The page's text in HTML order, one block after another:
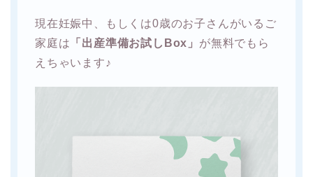
現在妊娠中、もしくは0歳のお子さんがいるご
家庭は 「出産準備お試しBox」 が無料でもら
えちゃいます♪